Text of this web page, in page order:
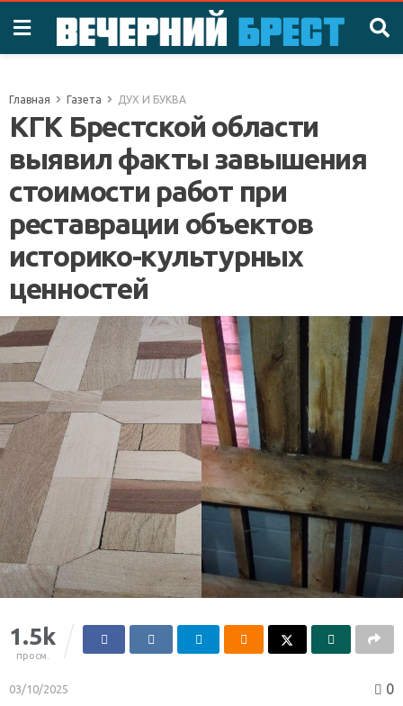
Главная Газета ДУХ И БУКВА
КГК Брестской области
выявил факты завышения
стоимости работ при
реставрации объектов
историко-культурных
ценностей
1.5k
просм.
03/10/2025 0